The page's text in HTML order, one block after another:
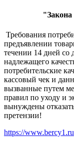
"Закона
Требования
предъявлении
течении 14 дней со
надлежащего
потребительские
кассовый чек и
вызванные путем
правил по уходу и
вынуждены
претензии!
https://www.bercy1.ru